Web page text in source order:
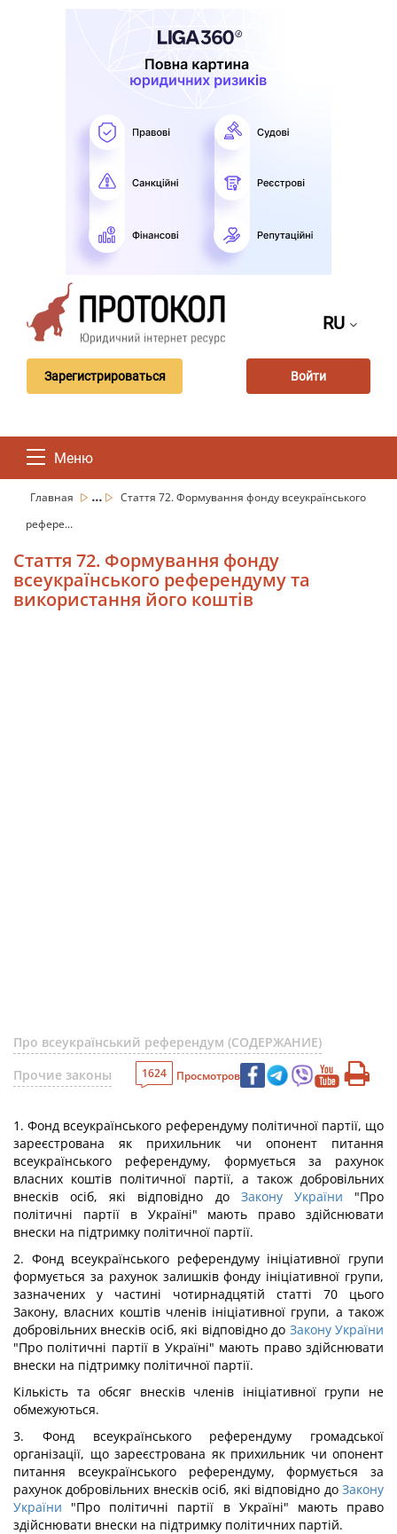
RU
Зарегистрироваться Войти
Меню
Главная ...
Стаття 72. Формування фонду всеукраїнського
рефере...
Стаття 72. Формування фонду
всеукраїнського референдуму та
використання його коштів
Про всеукраїнський референдум (СОДЕРЖАНИЕ)
Прочие законы
1624 Просмотров
1. Фонд всеукраїнського референдуму політичної партії, що
зареєстрована як прихильник чи опонент питання
всеукраїнського референдуму, формується за рахунок
власних коштів політичної партії, а також добровільних
внесків осіб, які відповідно до Закону України "Про
політичні партії в Україні" мають право здійснювати
внески на підтримку політичної партії.
2. Фонд всеукраїнського референдуму ініціативної групи
формується за рахунок залишків фонду ініціативної групи,
зазначених у частині чотирнадцятій статті 70 цього
Закону, власних коштів членів ініціативної групи, а також
добровільних внесків осіб, які відповідно до Закону України
"Про політичні партії в Україні" мають право здійснювати
внески на підтримку політичної партії.
Кількість та обсяг внесків членів ініціативної групи не
обмежуються.
3. Фонд всеукраїнського референдуму громадської
організації, що зареєстрована як прихильник чи опонент
питання всеукраїнського референдуму, формується за
рахунок добровільних внесків осіб, які відповідно до Закону
України "Про політичні партії в Україні" мають право
здійснювати внески на підтримку політичних партій.